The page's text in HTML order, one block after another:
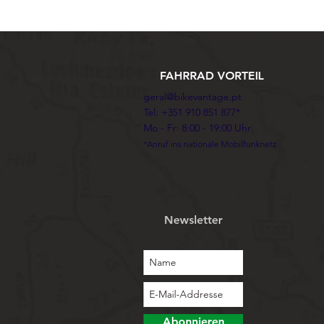
FAHRRAD VORTEIL
geral@bikevantage.pt
Tel: +351 910 851 877*
Mo - Fr: 8:00 - 19:00 Uhr
*Anruf ins nationale Mobilfunknetz
Newsletter